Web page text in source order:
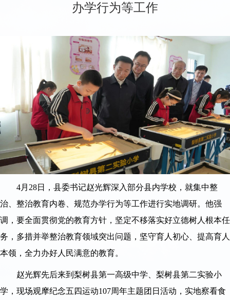
办学行为等工作
4月28日，县委书记赵光辉深入部分县内学校，就集中整
治、整治教育内卷、规范办学行为等工作进行实地调研。他强
调，要全面贯彻党的教育方针，坚定不移落实好立德树人根本任
务，多措并举整治教育领域突出问题，坚守育人初心、提高育人
本领，全力办好人民满意的教育。
赵光辉先后来到梨树县第一高级中学、梨树县第二实验小
学，现场观摩纪念五四运动107周年主题团日活动，实地察看食